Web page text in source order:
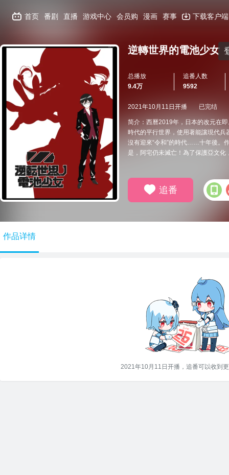
首页 番剧 直播 游戏中心 会员购 漫画 赛事 下载客户端
逆轉世界的電池少女
总播放
9.4万
追番人数
9592
2021年10月11日开播 已完结
简介：西曆2019年，日本的改元在
時代的平行世界，使用著能讓現代兵
沒有迎來“令和”的時代……十年後。
是，阿宅仍未滅亡！為了保護亞文化
追番
作品详情
2021年10月11日开播，追番可以收到